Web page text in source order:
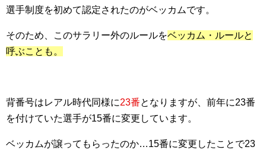
選手制度を初めて認定されたのがベッカムです。
そのため、このサラリー外のルールをベッカム・ルールと
呼ぶことも。
背番号はレアル時代同様に23番となりますが、前年に23番
を付けていた選手が15番に変更しています。
ベッカムが譲ってもらったのか…15番に変更したことで23